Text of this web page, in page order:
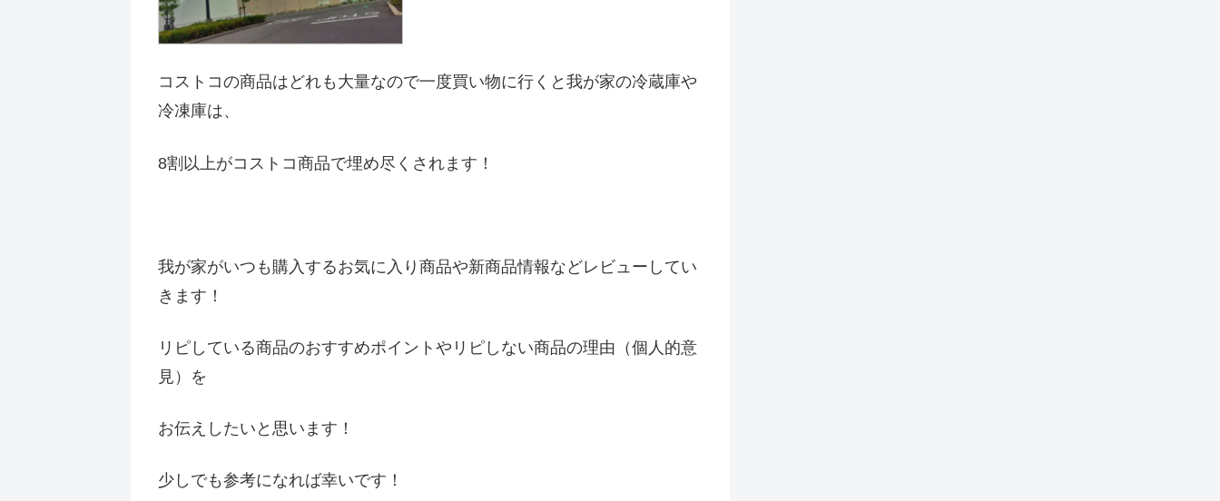
コストコの商品はどれも大量なので一度買い物に行くと我が家の冷蔵庫や
冷凍庫は、
8割以上がコストコ商品で埋め尽くされます！
我が家がいつも購入するお気に入り商品や新商品情報などレビ ューしてい
きます！
リピしている商品のおすすめポイントやリピしない商品の理由（個人的意
見）を
お伝えしたいと思います！
少しでも参考になれば幸いです！